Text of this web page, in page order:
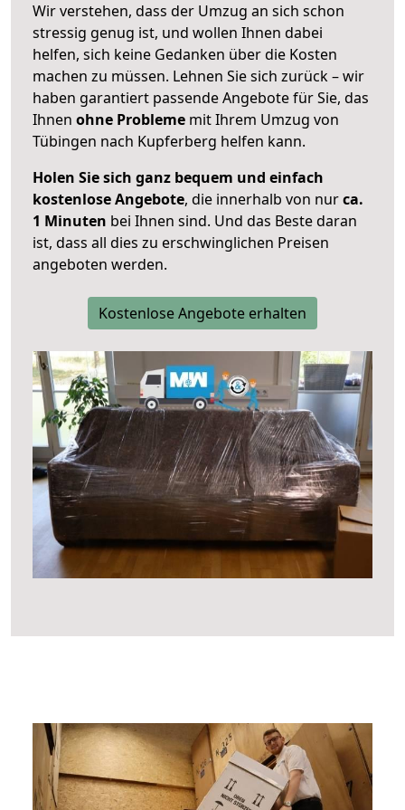
Wir verstehen, dass der Umzug an sich schon
stressig genug ist, und wollen Ihnen dabei
helfen, sich keine Gedanken über die Kosten
machen zu müssen. Lehnen Sie sich zurück – wir
haben garantiert passende Angebote für Sie, das
Ihnen ohne Probleme mit Ihrem Umzug von
Tübingen nach Kupferberg helfen kann.
Holen Sie sich ganz bequem und einfach
kostenlose Angebote, die innerhalb von nurca.
1 Minuten bei Ihnen sind. Und das Beste daran
ist, dass all dies zu erschwinglichen Preisen
angeboten werden.
Kostenlose Angebote erhalten